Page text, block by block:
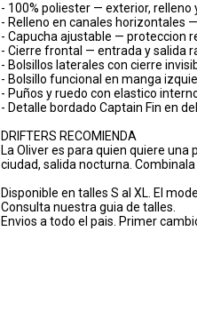
- 100% poliester — exterior, relleno
- Relleno en canales horizontales
- Capucha ajustable — proteccion
- Cierre frontal — entrada y salida
- Bolsillos laterales con cierre
- Bolsillo funcional en manga
- Puños y ruedo con elastico
- Detalle bordado Captain Fin en
DRIFTERS RECOMIENDA
La Oliver es para quien quiere
ciudad, salida nocturna.
Disponible en talles S al XL. El
Consulta nuestra guia de talles.
Envios a todo el pais. Primer